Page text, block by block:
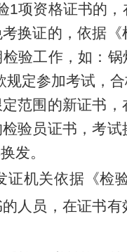
1项资格证书的
考换证的，依据《
验工作，如 ： 锅
规定参加考试 ，
范围的新证书
检验员证书，考试
换发。
证机关依据《检
人员 ，在证书